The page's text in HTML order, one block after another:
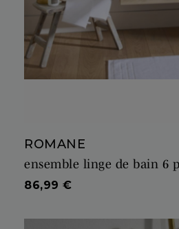
ROMANE
ensemble linge de bain 6
Prix
86,99 €